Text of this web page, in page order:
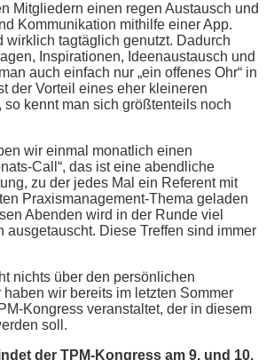
Mitgliedern einen regen Austausch und
Kommunikation mithilfe einer App.
wirklich tagtäglich genutzt. Dadurch
Inspirationen, Ideenaustausch und
auch einfach nur „ein offenes Ohr“ in
der Vorteil eines eher kleineren
so kennt man sich größtenteils noch
wir einmal monatlich einen
Call“, das ist eine abendliche
zu der jedes Mal ein Referent mit
Praxismanagement-Thema geladen
Abenden wird in der Runde viel
ausgetauscht. Diese Treffen sind immer
nichts über den persönlichen
wir bereits im letzten Sommer
Kongress veranstaltet, der in diesem
soll.
der TPM-Kongress am 9. und 10.